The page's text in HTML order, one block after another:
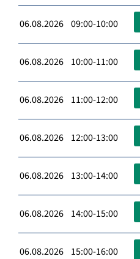
06.08.2026 09:00-10:00
06.08.2026 10:00-11:00
06.08.2026 11:00-12:00
06.08.2026 12:00-13:00
06.08.2026 13:00-14:00
06.08.2026 14:00-15:00
06.08.2026 15:00-16:00